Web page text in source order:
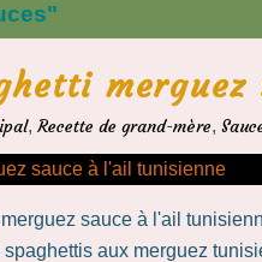
, Recette de grand-mère,
sauce à l'ail
aux merguez